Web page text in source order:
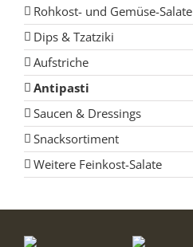
Rohkost- und Gemüse-Salate
Dips & Tzatziki
Aufstriche
Antipasti
Saucen & Dressings
Snacksortiment
Weitere Feinkost-Salate